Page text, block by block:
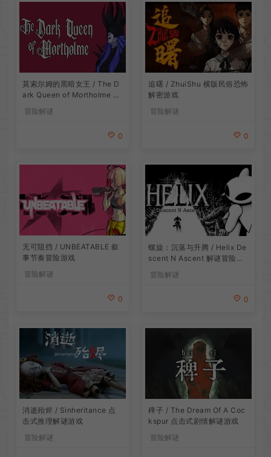
莫索尔姆的黑暗女王 / The D
ark Queen of Mortholme 多
结局叙事游戏
冒险解谜
0
追曙 / ZhuiShu 横版民俗恐怖
解密游戏
冒险解谜
0
无可阻挡 / UNBEATABLE 叙
事节奏冒险游戏
冒险解谜
0
螺旋：沉落与升腾 / Helix De
scent N Ascent 解谜冒险游
冒险解谜
0
消逝殆烬 / Sinheritance 点
击式推理解谜游戏
冒险解谜
稗子 / The Dream Of A Coc
kspur 点击式剧情解谜游戏
冒险解谜